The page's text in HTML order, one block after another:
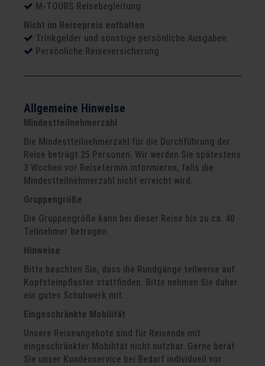
M-TOURS Reisebegleitung
Nicht im Reisepreis enthalten
Trinkgelder und sonstige persönliche Ausgaben
Persönliche Reiseversicherung
Allgemeine Hinweise
Mindestteilnehmerzahl
Die Mindestteilnehmerzahl für die Durchführung der
Reise beträgt 25 Personen. Wir werden Sie spätestens
3 Wochen vor Reisetermin informieren, falls die
Mindestteilnehmerzahl nicht erreicht wird.
Gruppengröße
Die Gruppengröße kann bei dieser Reise bis zu ca. 40
Teilnehmer betragen.
Hinweise
Bitte beachten Sie, dass die Rundgänge teilweise auf
Kopfsteinpflaster stattfinden. Bitte nehmen Sie daher
ein gutes Schuhwerk mit.
Eingeschränkte Mobilität
Unsere Reiseangebote sind für Reisende mit
eingeschränkter Mobilität nicht nutzbar. Gerne berät
Sie unser Kundenservice bei Bedarf individuell vor